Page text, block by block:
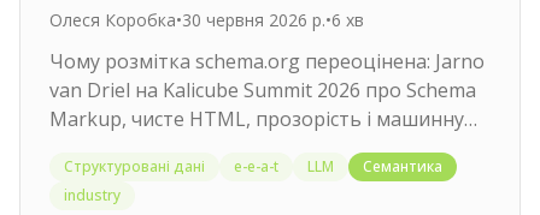
Олеся Коробка•30 червня 2026 р.•6 хв
Чому розмітка schema.org переоцінена: Jarno
van Driel на Kalicube Summit 2026 про Schema
Markup, чисте HTML, прозорість і машинну
Структуровані дані e-e-a-t LLM
Семантика
industry